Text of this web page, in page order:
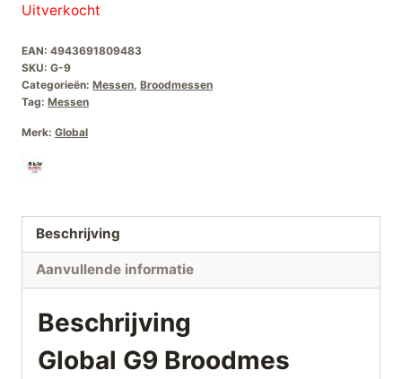
Uitverkocht
EAN: 4943691809483
SKU: G-9
Categorieën: Messen, Broodmessen
Tag: Messen
Merk: Global
Beschrijving
Aanvullende informatie
Beschrijving
Global G9 Broodmes